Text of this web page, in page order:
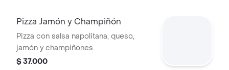
Pizza Jamón y Champiñón
Pizza con salsa napolitana, queso,
jamón y champiñones.
$ 37.000